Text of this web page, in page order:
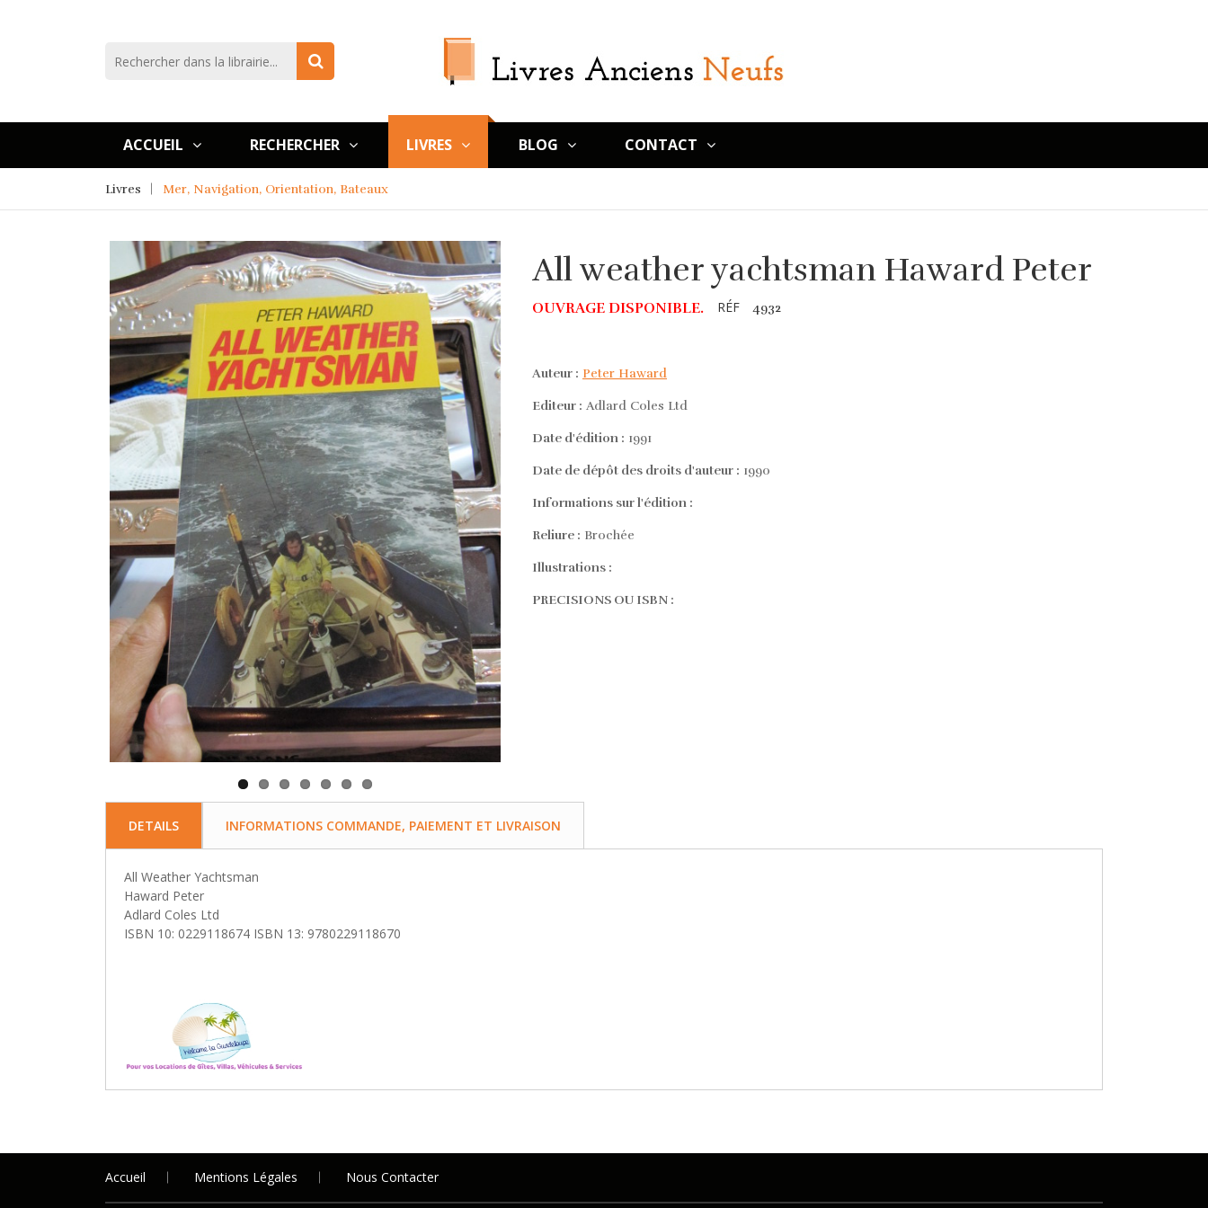
ACCUEIL RECHERCHER LIVRES BLOG CONTACT
Livres Mer, Navigation, Orientation, Bateaux
All weather yachtsman Haward Peter
OUVRAGE DISPONIBLE. RÉF 4932
Auteur : Peter Haward
Editeur : Adlard Coles Ltd
Date d'édition : 1991
Date de dépôt des droits d'auteur : 1990
Informations sur l'édition :
Reliure : Brochée
Illustrations :
PRECISIONS OU ISBN :
DETAILS INFORMATIONS COMMANDE, PAIEMENT ET LIVRAISON
All Weather Yachtsman
Haward Peter
Adlard Coles Ltd
ISBN 10: 0229118674 ISBN 13: 9780229118670
Accueil Mentions Légales Nous Contacter